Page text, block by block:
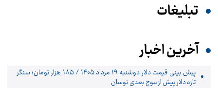
تبلیغات
آخرین اخبار
پیش‌ بینی قیمت دلار دوشنبه ۱۹ مرداد ۱۴۰۵ / ۱۸۵ هزار تومان؛ سنگر
تازه دلار پیش از موج بعدی نوسان